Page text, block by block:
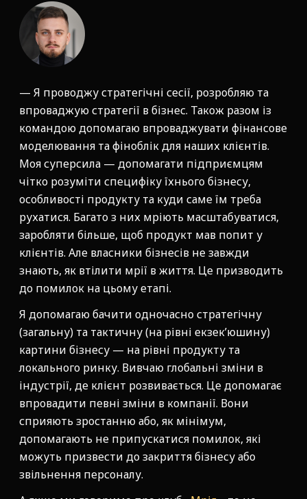
— Я проводжу стратегічні сесії, розробляю та
впроваджую стратегії в бізнес. Також разом із
командою допомагаю впроваджувати фінансове
моделювання та фіноблік для наших клієнтів.
Моя суперсила — допомагати підприємцям
чітко розуміти специфіку їхнього бізнесу,
особливості продукту та куди саме їм треба
рухатися. Багато з них мріють масштабуватися,
заробляти більше, щоб продукт мав попит у
клієнтів. Але власники бізнесів не завжди
знають, як втілити мрії в життя. Це призводить
до помилок на цьому етапі.
Я допомагаю бачити одночасно стратегічну
(загальну) та тактичну (на рівні екзек’юшину)
картини бізнесу — на рівні продукту та
локального ринку. Вивчаю глобальні зміни в
індустрії, де клієнт розвивається. Це допомагає
впровадити певні зміни в компанії. Вони
сприяють зростанню або, як мінімум,
допомагають не припускатися помилок, які
можуть призвести до закриття бізнесу або
звільнення персоналу.